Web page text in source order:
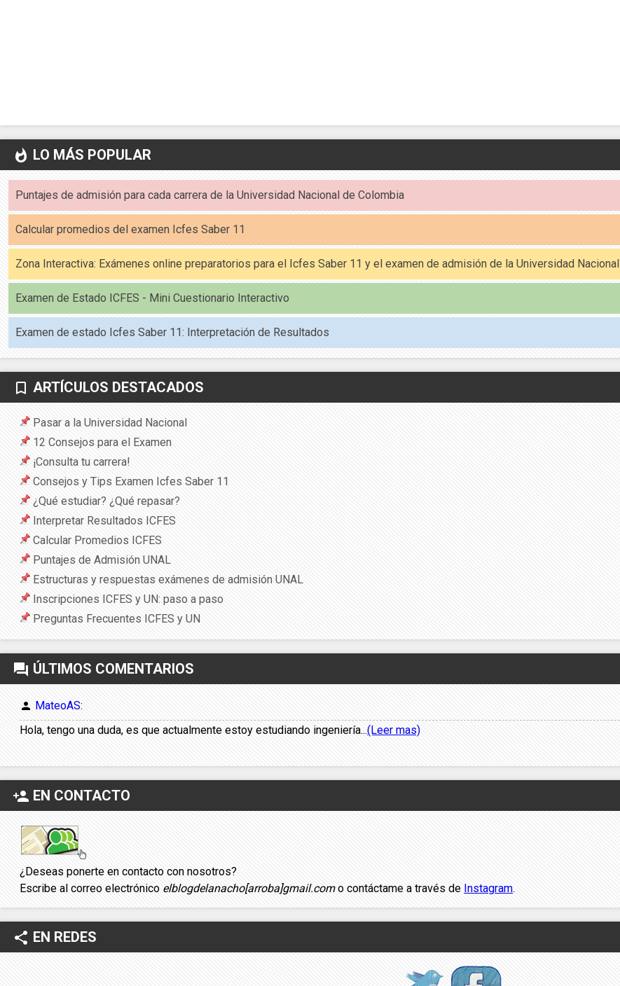
whatshot LO MÁS POPULAR
Puntajes de admisión para cada carrera de la Universidad Nacional de Colombia
Calcular promedios del examen Icfes Saber 11
Zona Interactiva: Exámenes online preparatorios para el Icfes Saber 11 y el examen de admisión de la Universidad Nacional
Examen de Estado ICFES - Mini Cuestionario Interactivo
Examen de estado Icfes Saber 11: Interpretación de Resultados
bookmark_border ARTÍCULOS DESTACADOS
Pasar a la Universidad Nacional
12 Consejos para el Examen
¡Consulta tu carrera!
Consejos y Tips Examen Icfes Saber 11
¿Qué estudiar? ¿Qué repasar?
Interpretar Resultados ICFES
Calcular Promedios ICFES
Puntajes de Admisión UNAL
Estructuras y respuestas exámenes de admisión UNAL
Inscripciones ICFES y UN: paso a paso
Preguntas Frecuentes ICFES y UN
forum ÚLTIMOS COMENTARIOS
person MateoAS:
Hola, tengo una duda, es que actualmente estoy estudiando ingeniería...(Leer mas)
person_add EN CONTACTO
¿Deseas ponerte en contacto con nosotros?
Escribe al correo electrónico elblogdelanacho[arroba]gmail.como contáctame a través de Instagram.
share EN REDES